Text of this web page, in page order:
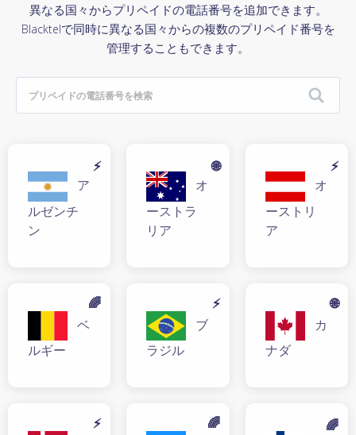
異なる国々からプリペイドの電話番号を追加できます。
Blacktelで同時に異なる国々からの複数のプリペイド番号を
管理することもできます。
ア
ルゼンチ
ン
⚡
オ
ーストラ
リア
🌐
オ
ーストリ
ア
⚡
ベ
ルギー
🌈
ブ
ラジル
⚡
カ
ナダ
🌐
⚡
🌈
🌈